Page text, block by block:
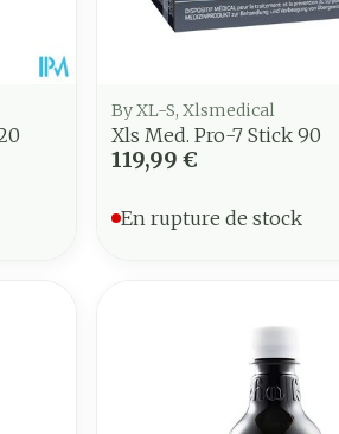
By XL-S, Xlsmedical
Xls Med. Pro-7 Stick 90
119,99 €
En rupture de stock